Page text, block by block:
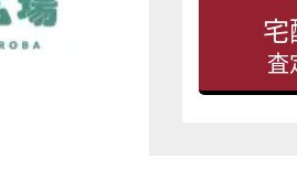
査